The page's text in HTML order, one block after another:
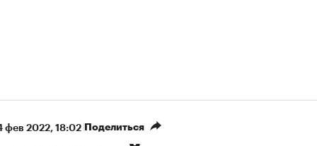
фев 2022, 18:02 Поделиться